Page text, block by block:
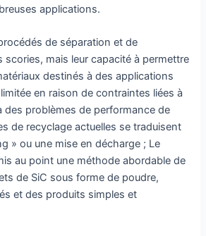
applications.
de séparation et de
scories, mais leur capacité à permettre
destinés à des applications
en raison de contraintes liées à
des problèmes de performance de
de recyclage actuelles se traduisent
» ou une mise en décharge ; Le
au point une méthode abordable de
de SiC sous forme de poudre,
et des produits simples et